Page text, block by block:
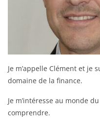
Je m’appelle Clément et je
domaine de la finance.
Je m’intéresse au monde
comprendre.